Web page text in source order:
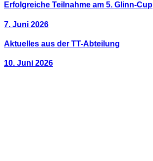
Erfolgreiche Teilnahme am 5. Glinn-Cup
7. Juni 2026
Aktuelles aus der TT-Abteilung
10. Juni 2026